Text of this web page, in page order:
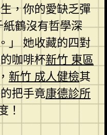
，你的愛缺乏彈
紙鶴沒有哲學深
」 她收藏的四對
咖啡杯新竹 東區
新竹 成人健檢其
把手竟康德診所
！